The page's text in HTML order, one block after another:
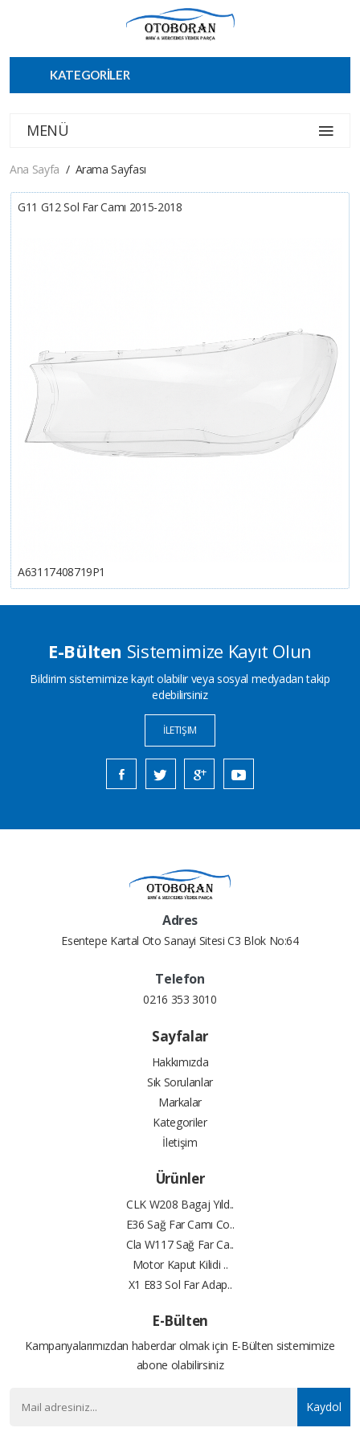
KATEGORİLER
MENÜ
Ana Sayfa Arama Sayfası
G11 G12 Sol Far Camı 2015-2018
A63117408719P1
E-Bülten Sistemimize Kayıt Olun
Bildirim sistemimize kayıt olabilir veya sosyal medyadan takip
edebilirsiniz
İLETIŞIM
Adres
Esentepe Kartal Oto Sanayi Sitesi C3 Blok No:64
Telefon
0216 353 3010
Sayfalar
Hakkımızda
Sık Sorulanlar
Markalar
Kategoriler
İletişim
Ürünler
CLK W208 Bagaj Yıld..
E36 Sağ Far Camı Co..
Cla W117 Sağ Far Ca..
Motor Kaput Kilidi ..
X1 E83 Sol Far Adap..
E-Bülten
Kampanyalarımızdan haberdar olmak için E-Bülten sistemimize
abone olabilirsiniz
Kaydol